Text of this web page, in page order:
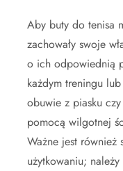
Aby buty do tenisa
zachowały swoje
o ich odpowiednią
każdym treningu
obuwie z piasku
pomocą wilgotnej
Ważne jest również
użytkowaniu;